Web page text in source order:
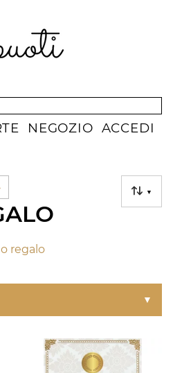
NEGOZIO ACCEDI
▼
regalo
▼